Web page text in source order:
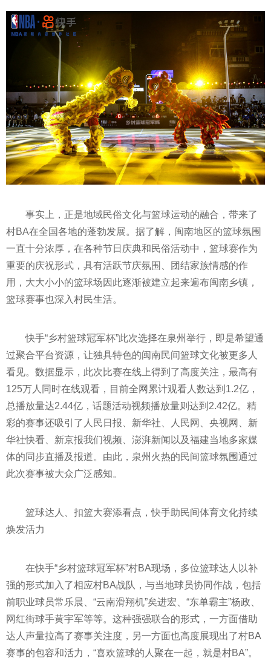
事实上，正是地域民俗文化与篮球运动的融合，带来了
村BA在全国各地的蓬勃发展。据了解，闽南地区的篮球氛围
一直十分浓厚，在各种节日庆典和民俗活动中，篮球赛作为
重要的庆祝形式，具有活跃节庆氛围、团结家族情感的作
用， 大大小小的篮球场因此逐渐被建立起来遍布闽南乡镇，
篮球赛事也深入村民生活。
快手“乡村篮球冠军杯”此次选择在泉州举行，即是希望通
过聚合平台资源，让独具特色的闽南民间篮球文化被更多人
看见。数据显示，此次比赛在线上得到了高度关注，最高有
125万人同时在线观看，目前全网累计观看人数达到1.2亿，
总播放量达2.44亿，话题活动视频播放量则达到2.42亿。精
彩的赛事还吸引了人民日报、新华社、人民网、 央视网、新
华社快看、新京报我们视频、澎湃新闻以及福建当地多家媒
体的同步直播及报道。由此，泉州火热的民间篮球氛围通过
此次赛事被大众广泛感知。
篮球达人、扣篮大赛添看点，快手助民间体育文化持续
焕发活力
在快手“乡村篮球冠军杯”村BA现场，多位篮球达人以补
强的形式加入了相应村BA战队，与当地球员协同作战，包括
前职业球员常乐晨、“云南滑翔机”矣进宏、“东单霸主”杨政、
网红街球手黄宇军等等。这种强强联合的形式，一方面借助
达人声量拉高了赛事关注度，另一方面也高度展现出了村BA
赛事的包容和活力，“喜欢篮球的人聚在一起，就是村BA”。